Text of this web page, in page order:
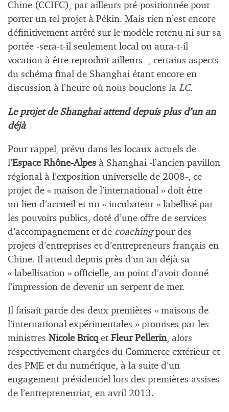
Chine (CCIFC), par ailleurs pré-positionnée pour
porter un tel projet à Pékin. Mais rien n’est encore
définitivement arrêté sur le modèle retenu ni sur sa
portée -sera-t-il seulement local ou aura-t-il
vocation à être reproduit ailleurs- , certains aspects
du schéma final de Shanghai étant encore en
discussion à l’heure où nous bouclons la LC.
Le projet de Shanghai attend depuis plus d’un an
déjà
Pour rappel, prévu dans les locaux actuels de
l’Espace Rhône-Alpes à Shanghai -l’ancien pavillon
régional à l’exposition universelle de 2008-, ce
projet de « maison de l’international » doit être
un lieu d’accueil et un « incubateur » labellisé par
les pouvoirs publics, doté d’une offre de services
d’accompagnement et de coachingpour des
projets d’entreprises et d’entrepreneurs français en
Chine. Il attend depuis près d’un an déjà sa
« labellisation » officielle, au point d’avoir donné
l’impression de devenir un serpent de mer.
Il faisait partie des deux premières « maisons de
l’international expérimentales » promises par les
ministres Nicole Bricq et Fleur Pellerin, alors
respectivement chargées du Commerce extérieur et
des PME et du numérique, à la suite d’un
engagement présidentiel lors des premières assises
de l’entrepreneuriat, en avril 2013.